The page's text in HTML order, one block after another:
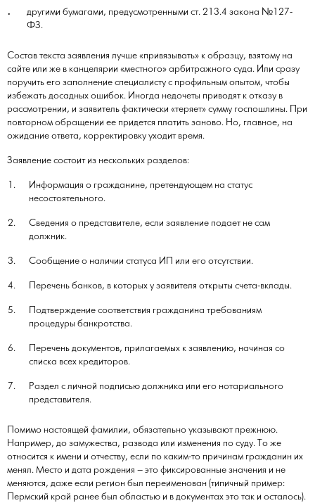
другими бумагами, предусмотренными ст. 213.4 закона №127-
ФЗ.
Состав текста заявления лучше «привязывать» к образцу, взятому на
сайте или же в канцелярии «местного» арбитражного суда. Или сразу
поручить его заполнение специалисту с профильным опытом, чтобы
избежать досадных ошибок. Иногда недочеты приводят к отказу в
рассмотрении, и заявитель фактически «теряет» сумму госпошлины. При
повторном обращении ее придется платить заново. Но, главное, на
ожидание ответа, корректировку уходит время.
Заявление состоит из нескольких разделов:
Информация о гражданине, претендующем на статус
несостоятельного.
Сведения о представителе, если заявление подает не сам
должник.
Сообщение о наличии статуса ИП или его отсутствии.
Перечень банков, в которых у заявителя открыты счета-вклады.
Подтверждение соответствия гражданина требованиям
процедуры банкротства.
Перечень документов, прилагаемых к заявлению, начиная со
списка всех кредиторов.
Раздел с личной подписью должника или его нотариального
представителя.
Помимо настоящей фамилии, обязательно указывают прежнюю.
Например, до замужества, развода или изменения по суду. То же
относится к имени и отчеству, если по каким-то причинам гражданин их
менял. Место и дата рождения – это фиксированные значения и не
меняются, даже если регион был переименован (типичный пример:
Пермский край ранее был областью и в документах это так и осталось).